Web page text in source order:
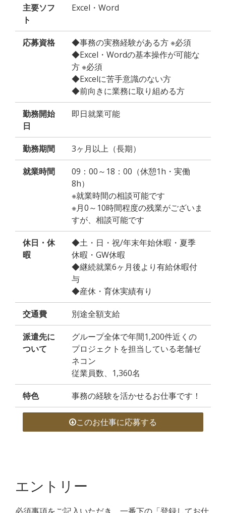
主要ソフ
ト
Excel・Word
応募資格
◆事務の実務経験がある方 ※必須
◆Excel・Wordの基本操作が可能な
方 ※必須
◆Excelに苦手意識のない方
◆前向きに業務に取り組める方
勤務開始
日
即日就業可能
勤務期間 3ヶ月以上（長期）
就業時間
09：00～18：00（休憩1h・実働
8h）
※就業時間の相談可能です
※月0～10時間程度の残業がございま
すが、相談可能です
休日・休
暇
◆土・日・祝/年末年始休暇・夏季
休暇・GW休暇
◆継続就業6ヶ月後より有給休暇付
与
◆産休・育休実績有り
交通費 別途全額支給
派遣先に
ついて
グループ全体で年間1,200件近くの
プロジェクトを担当している老舗ゼ
ネコン
従業員数、1,360名
特色 事務の経験を活かせるお仕事です！
このお仕事に応募する
エントリー